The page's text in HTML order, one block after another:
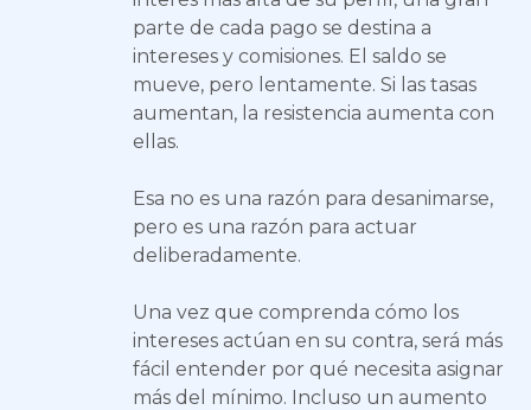
parte de cada pago se destina a
intereses y comisiones. El saldo se
mueve, pero lentamente. Si las tasas
aumentan, la resistencia aumenta con
ellas.
Esa no es una razón para desanimarse,
pero es una razón para actuar
deliberadamente.
Una vez que comprenda cómo los
intereses actúan en su contra, será más
fácil entender por qué necesita asignar
más del mínimo. Incluso un aumento